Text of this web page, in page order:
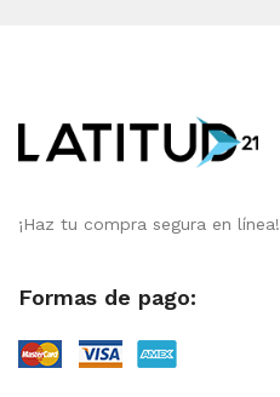
¡Haz tu compra segura en línea!
Formas de pago: